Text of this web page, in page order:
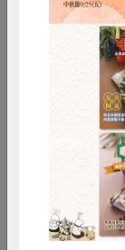
擁有20多
讓做菜變
為簡，在
的一餐。
更與時俱
拿手好菜。
雞蛋